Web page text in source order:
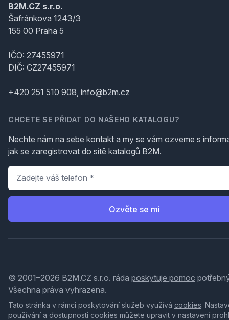
B2M.CZ s.r.o.
Šafránkova 1243/3
155 00 Praha 5
IČO: 27455971
DIČ: CZ27455971
+420 251 510 908, info@b2m.cz
CHCETE SE PŘIDAT DO NAŠEHO KATALOGU?
Nechte nám na sebe kontakt a my se vám ozveme s
jak se zaregistrovat do sítě katalogů B2M.
Telefon
Ozvěte se mi
© 2001–2026 B2M.CZ s.r.o. ráda poskytuje pomoc
Všechna práva vyhrazena.
Tato stránka v rámci poskytování služeb využívá cookies.
používání a dostupnosti cookies můžete upravit v nastavení